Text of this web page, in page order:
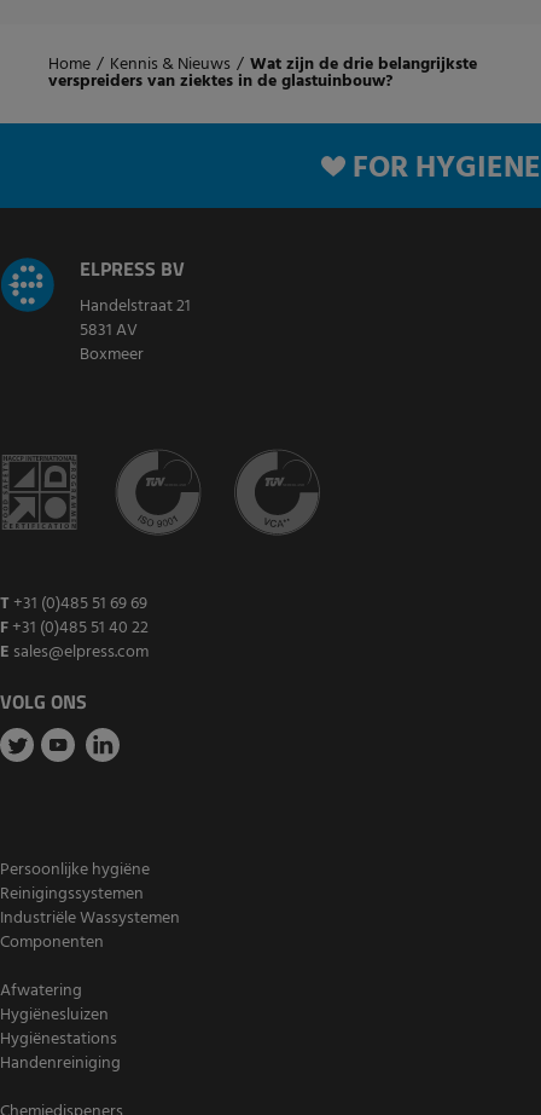
Home / Kennis & Nieuws / Wat zijn de drie belangrijkste
verspreiders van ziektes in de glastuinbouw?
FOR HYGIENE
ELPRESS BV
Handelstraat 21
5831 AV
Boxmeer
T +31 (0)485 51 69 69
F+31 (0)485 51 40 22
E sales@elpress.com
VOLG ONS
Persoonlijke hygiëne
Reinigingssystemen
Industriële Wassystemen
Componenten
Afwatering
Hygiënesluizen
Hygiënestations
Handenreiniging